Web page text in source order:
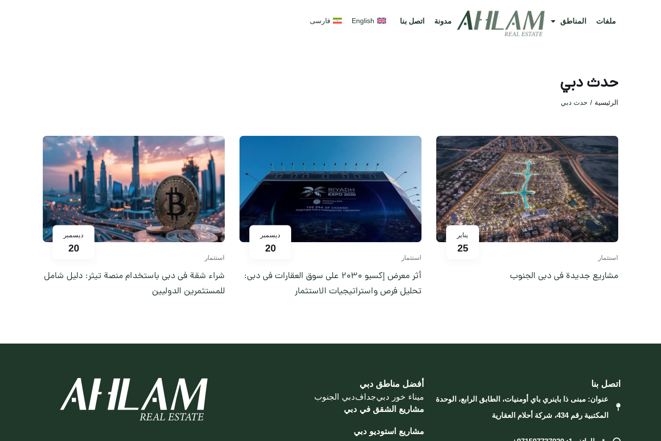
ملفات المناطق مدونة اتصل بنا English فارسی
حدث دبي
الرئيسية حدث دبي
يناير
25
استثمار
مشاريع جديدة في دبي الجنوب
ديسمبر
20
استثمار
أثر معرض إكسبو 2030 على سوق العقارات في دبي:
تحليل فرص واستراتيجيات الاستثمار
ديسمبر
20
استثمار
شراء شقة في دبي باستخدام منصة تيثر: دليل شامل
للمستثمرين الدوليين
اتصل بنا
عنوان: مبنى ذا باينري باي أومنيات، الطابق الرابع، الوحدة
المكتبية رقم 434، شركة أحلام العقارية
أفضل مناطق دبي
ميناء خور دبيجدافدبي الجنوب
مشاريع الشقق في دبي
مشاريع استوديو دبي